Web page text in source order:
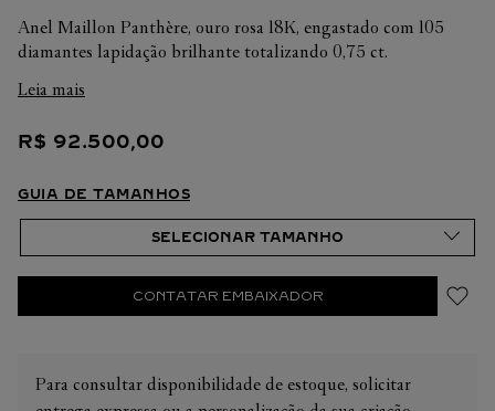
Anel Maillon Panthère, ouro rosa 18K, engastado com 105
diamantes lapidação brilhante totalizando 0,75 ct.
Em cada uma de suas criações, a Cartier busca sempre
quilates e a quantidade de pedras podem apresentar ligeiras
informações adicionais sobre as nossas criações, não hesite em
consultar as nossas equipes de venda.
Leia mais
R$ 92.500,00
GUIA DE TAMANHOS
CONTATAR EMBAIXADOR
Para consultar disponibilidade de estoque, solicitar